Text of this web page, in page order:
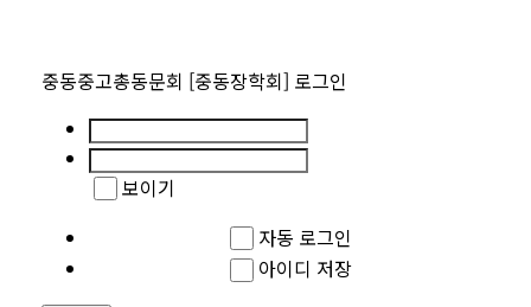
중동중고총동문회 [중동장학회] 로그인
보이기
자동 로그인
아이디 저장